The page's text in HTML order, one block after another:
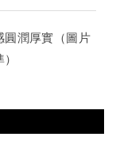
圓潤厚實（圖片